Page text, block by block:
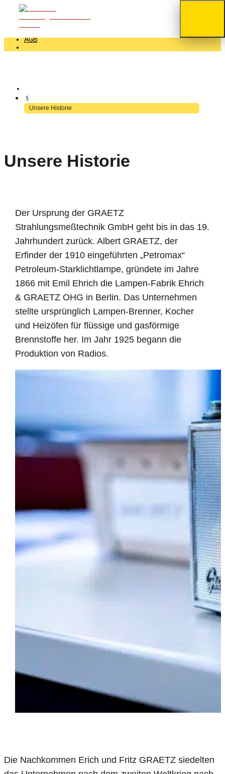
+49 (0) 2352 - 70070
AGB
$
Unsere Historie
Unsere Historie
Der Ursprung der GRAETZ
Strahlungsmeßtechnik GmbH geht bis in das 19.
Jahrhundert zurück. Albert GRAETZ, der
Erfinder der 1910 eingeführten „Petromax“
Petroleum-Starklichtlampe, gründete im Jahre
1866 mit Emil Ehrich die Lampen-Fabrik Ehrich
& GRAETZ OHG in Berlin. Das Unternehmen
stellte ursprünglich Lampen-Brenner, Kocher
und Heizöfen für flüssige und gasförmige
Brennstoffe her. Im Jahr 1925 begann die
Produktion von Radios.
Die Nachkommen Erich und Fritz GRAETZ siedelten